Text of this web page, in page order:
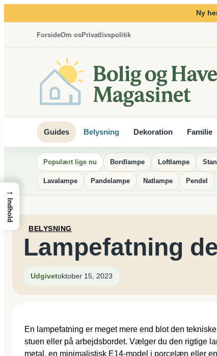
til
Ny
ForsideOm osPrivatlivspolitik
Guides Belysning Dekoration Familie
Populært lige nu Bordlampe Loftlampe
Lavalampe Pandelampe Natlampe Pendel
BELYSNING
Lampefatning
Udgivetoktober 15, 2023
En lampefatning er meget mere end blot den
stuen eller på arbejdsbordet. Vælger du den rigtige
metal, en minimalistisk E14-model i porcelæn eller
→
Indhold